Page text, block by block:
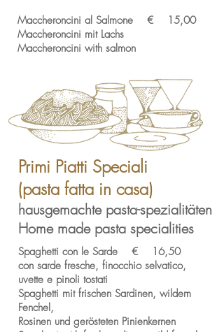
Maccheroncini al Salmone € 15,00
Maccheroncini mit Lachs
Maccheroncini with salmon
Primi Piatti Speciali
(pasta fatta in casa)
hausgemachte pasta-spezialitäten
Home made pasta specialities
Spaghetti con le Sarde € 16,50
con sarde fresche, finocchio selvatico,
uvette e pinoli tostati
Spaghetti mit frischen Sardinen, wildem
Fenchel,
Rosinen und gerösteten Pinienkernen